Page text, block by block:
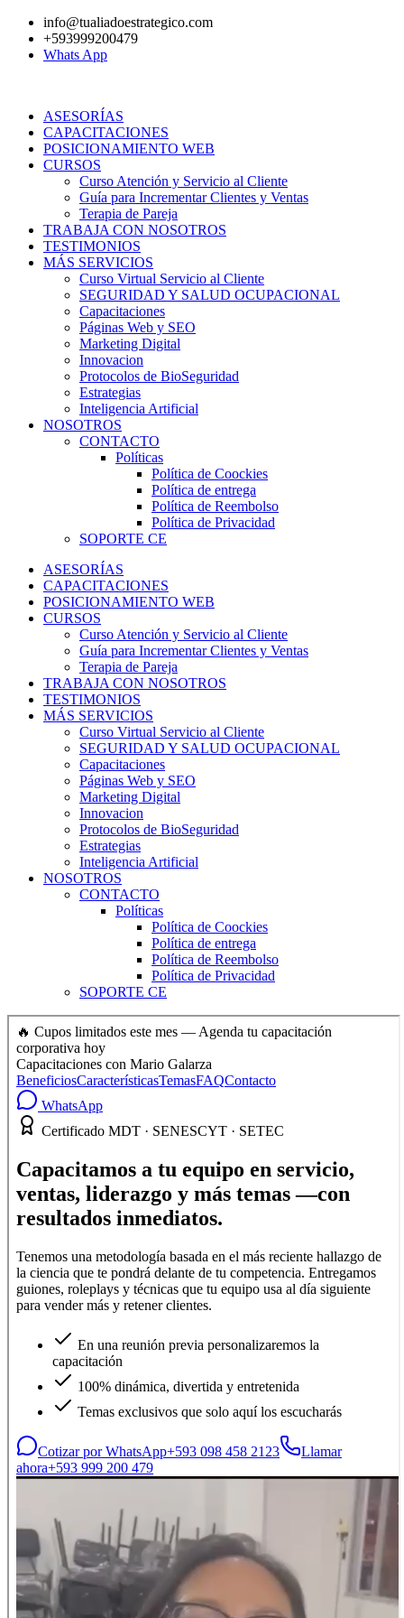
contenido
info@tualiadoestrategico.com
+593999200479
Whats App
ASESORÍAS
CAPACITACIONES
POSICIONAMIENTO WEB
CURSOS
Curso Atención y Servicio al Cliente
Guía para Incrementar Clientes y Ventas
Terapia de Pareja
TRABAJA CON NOSOTROS
TESTIMONIOS
MÁS SERVICIOS
Curso Virtual Servicio al Cliente
SEGURIDAD Y SALUD OCUPACIONAL
Capacitaciones
Páginas Web y SEO
Marketing Digital
Innovacion
Protocolos de BioSeguridad
Estrategias
Inteligencia Artificial
NOSOTROS
CONTACTO
Políticas
Política de Coockies
Política de entrega
Política de Reembolso
Política de Privacidad
SOPORTE CE
ASESORÍAS
CAPACITACIONES
POSICIONAMIENTO WEB
CURSOS
Curso Atención y Servicio al Cliente
Guía para Incrementar Clientes y Ventas
Terapia de Pareja
TRABAJA CON NOSOTROS
TESTIMONIOS
MÁS SERVICIOS
Curso Virtual Servicio al Cliente
SEGURIDAD Y SALUD OCUPACIONAL
Capacitaciones
Páginas Web y SEO
Marketing Digital
Innovacion
Protocolos de BioSeguridad
Estrategias
Inteligencia Artificial
NOSOTROS
CONTACTO
Políticas
Política de Coockies
Política de entrega
Política de Reembolso
Política de Privacidad
SOPORTE CE